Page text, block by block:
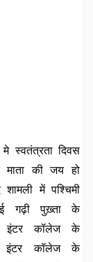
स्वतंत्रता दिवस
माता की जय हो
में पश्चिमी
गढ़ी पुख़्ता के
इंटर कॉलेज के
इंटर कॉलेज के